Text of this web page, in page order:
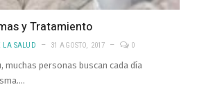
y Tratamiento
LA SALUD 31 AGOSTO, 2017 0
muchas personas buscan cada día